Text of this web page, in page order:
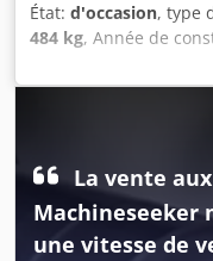
État: d'occasion, type
484 kg, Année de
de frappe : 59 kn
avant/arrière.
60 cm Dedpfxoxw H
La vente
Machineseeker
une vitesse de